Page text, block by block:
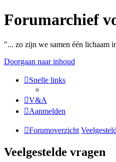
Forumarchief
"... zo zijn we samen één lichaam
Doorgaan naar inhoud
Snelle links
V&A
Aanmelden
Forumoverzicht
Veelgestelde vragen